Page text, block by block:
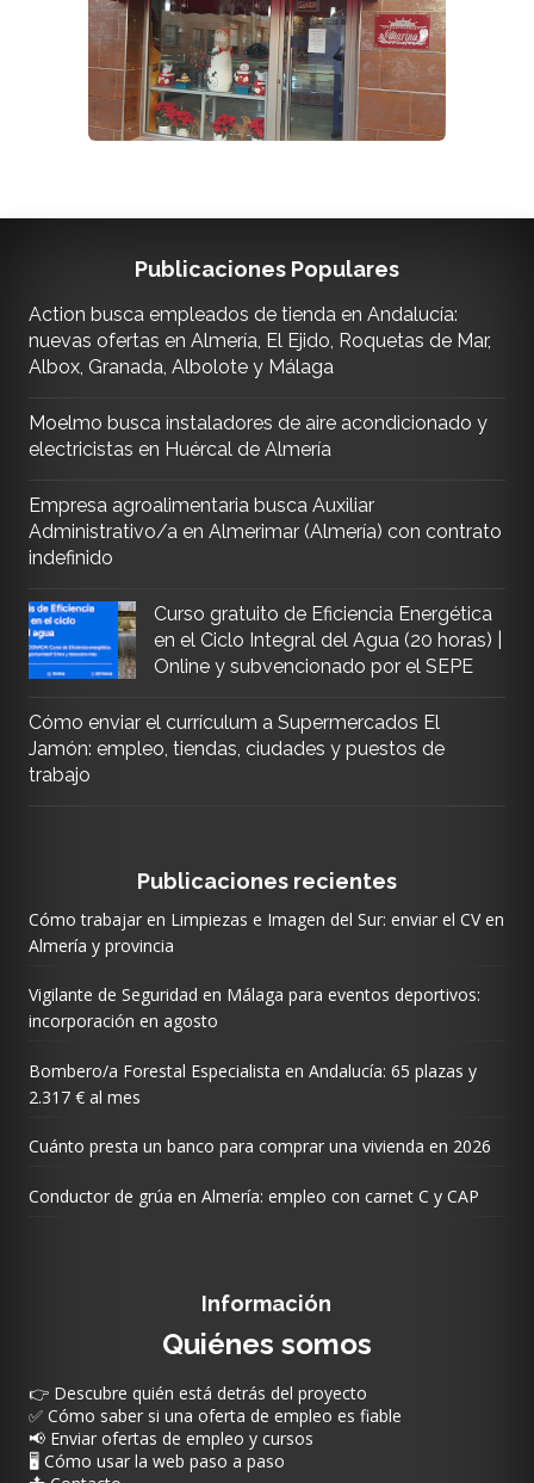
Publicaciones Populares
Action busca empleados de tienda en Andalucía:
nuevas ofertas en Almería, El Ejido, Roquetas de Mar,
Albox, Granada, Albolote y Málaga
Moelmo busca instaladores de aire acondicionado y
electricistas en Huércal de Almería
Empresa agroalimentaria busca Auxiliar
Administrativo/a en Almerimar (Almería) con contrato
indefinido
Curso gratuito de Eficiencia Energética
en el Ciclo Integral del Agua (20 horas) |
Online y subvencionado por el SEPE
Cómo enviar el currículum a Supermercados El
Jamón: empleo, tiendas, ciudades y puestos de
trabajo
Publicaciones recientes
Cómo trabajar en Limpiezas e Imagen del Sur: enviar el CV en
Almería y provincia
Vigilante de Seguridad en Málaga para eventos deportivos:
incorporación en agosto
Bombero/a Forestal Especialista en Andalucía: 65 plazas y
2.317 € al mes
Cuánto presta un banco para comprar una vivienda en 2026
Conductor de grúa en Almería: empleo con carnet C y CAP
Información
Quiénes somos
👉 Descubre quién está detrás del proyecto
✅ Cómo saber si una oferta de empleo es fiable
📢 Enviar ofertas de empleo y cursos
🖥️ Cómo usar la web paso a paso